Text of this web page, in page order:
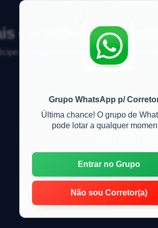
Grupo WhatsApp p/
Última chance! O grupo de
pode lotar a qualquer
Entrar no Grupo
Não sou Corretor(a)
certidões para
da discussão sobre mercado